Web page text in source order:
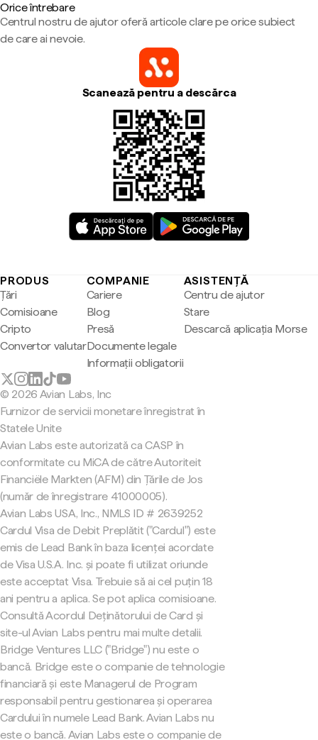
Orice întrebare
Centrul nostru de ajutor oferă articole clare pe orice subiect
de care ai nevoie.
Scanează pentru a descărca
PRODUS
Țări
Comisioane
Cripto
Convertor valutar
COMPANIE
Cariere
Blog
Presă
Documente legale
Informații obligatorii
ASISTENȚĂ
Centru de ajutor
Stare
Descarcă aplicația Morse
© 2026 Avian Labs, Inc
Furnizor de servicii monetare înregistrat în
Statele Unite
Avian Labs este autorizată ca CASP în
conformitate cu MiCA de către Autoriteit
Financiële Markten (AFM) din Țările de Jos
(număr de înregistrare 41000005).
Avian Labs USA, Inc., NMLS ID # 2639252
Cardul Visa de Debit Preplătit ("Cardul") este
emis de Lead Bank în baza licenței acordate
de Visa U.S.A. Inc. și poate fi utilizat oriunde
este acceptat Visa. Trebuie să ai cel puțin 18
ani pentru a aplica. Se pot aplica comisioane.
Consultă Acordul Deținătorului de Card și
site-ul Avian Labs pentru mai multe detalii.
Bridge Ventures LLC ("Bridge") nu este o
bancă. Bridge este o companie de tehnologie
financiară și este Managerul de Program
responsabil pentru gestionarea și operarea
Cardului în numele Lead Bank. Avian Labs nu
este o bancă. Avian Labs este o companie de